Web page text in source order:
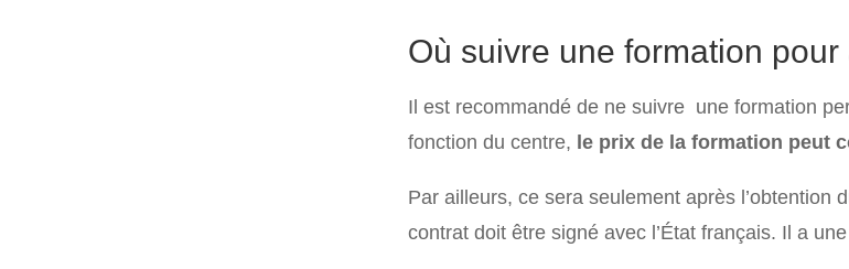
Où suivre une formation
Il est recommandé de ne suivre une formation
fonction du centre, le prix de la formation peut
Par ailleurs, ce sera seulement après l’obtention
contrat doit être signé avec l’État français. Il a